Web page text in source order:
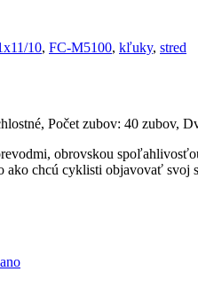
10, FC-M5100, kľuky, stred
Počet zubov: 40 zubov,
obrovskou
ako chcú cyklisti objavovať